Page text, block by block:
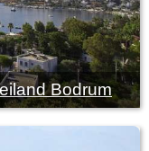
Bodrum